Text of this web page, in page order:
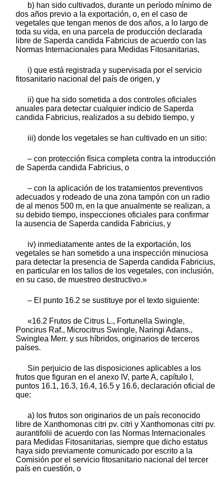
b) han sido cultivados, durante un período mínimo de
dos años previo a la exportación, o, en el caso de
vegetales que tengan menos de dos años, a lo largo de
toda su vida, en una parcela de producción declarada
libre de Saperda candida Fabricius de acuerdo con las
Normas Internacionales para Medidas Fitosanitarias,
i) que está registrada y supervisada por el servicio
fitosanitario nacional del país de origen, y
ii) que ha sido sometida a dos controles oficiales
anuales para detectar cualquier indicio de Saperda
candida Fabricius, realizados a su debido tiempo, y
iii) donde los vegetales se han cultivado en un sitio:
– con protección física completa contra la introducción
de Saperda candida Fabricius, o
– con la aplicación de los tratamientos preventivos
adecuados y rodeado de una zona tampón con un radio
de al menos 500 m, en la que anualmente se realizan, a
su debido tiempo, inspecciones oficiales para confirmar
la ausencia de Saperda candida Fabricius, y
iv) inmediatamente antes de la exportación, los
vegetales se han sometido a una inspección minuciosa
para detectar la presencia de Saperda candida Fabricius,
en particular en los tallos de los vegetales, con inclusión,
en su caso, de muestreo destructivo.»
– El punto 16.2 se sustituye por el texto siguiente:
«16.2 Frutos de Citrus L., Fortunella Swingle,
Poncirus Raf., Microcitrus Swingle, Naringi Adans.,
Swinglea Merr. y sus híbridos, originarios de terceros
países.
Sin perjuicio de las disposiciones aplicables a los
frutos que figuran en el anexo IV, parte A, capítulo I,
puntos 16.1, 16.3, 16.4, 16.5 y 16.6, declaración oficial de
que:
a) los frutos son originarios de un país reconocido
libre de Xanthomonas citri pv. citri y Xanthomonas citri pv.
aurantifolii de acuerdo con las Normas Internacionales
para Medidas Fitosanitarias, siempre que dicho estatus
haya sido previamente comunicado por escrito a la
Comisión por el servicio fitosanitario nacional del tercer
país en cuestión, o